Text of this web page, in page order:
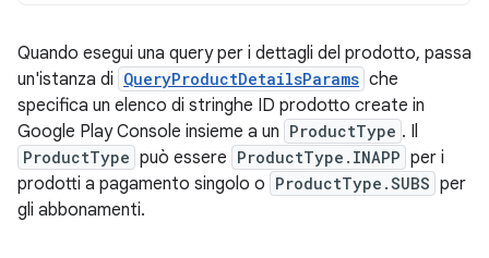
Quando esegui una query per i dettagli del prodotto, passa
un'istanza di QueryProductDetailsParams che
specifica un elenco di stringhe ID prodotto create in
Google Play Console insieme a un ProductType . Il
ProductType può essere ProductType.INAPP per i
prodotti a pagamento singolo o ProductType.SUBS per
gli abbonamenti.